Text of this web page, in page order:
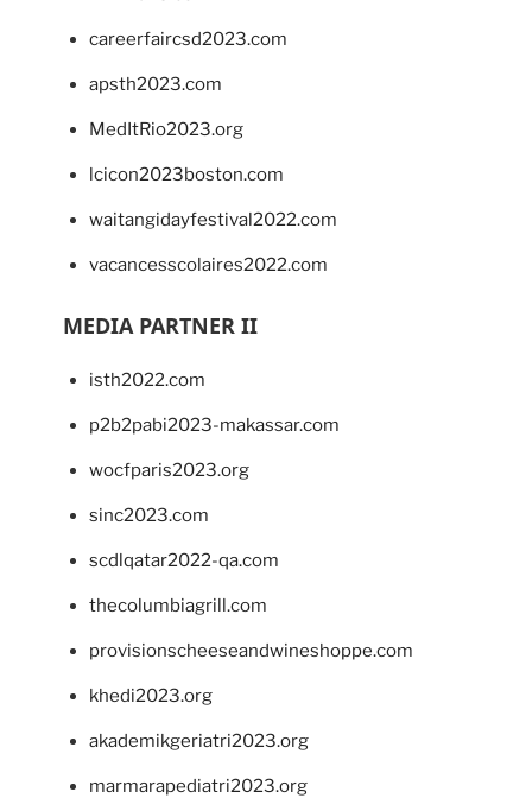
careerfaircsd2023.com
apsth2023.com
MedItRio2023.org
lcicon2023boston.com
waitangidayfestival2022.com
vacancesscolaires2022.com
MEDIA PARTNER II
isth2022.com
p2b2pabi2023-makassar.com
wocfparis2023.org
sinc2023.com
scdlqatar2022-qa.com
thecolumbiagrill.com
provisionscheeseandwineshoppe.com
khedi2023.org
akademikgeriatri2023.org
marmarapediatri2023.org